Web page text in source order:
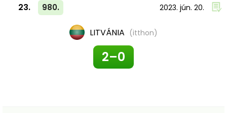
23. 980. 2023. jún. 20.
LITVÁNIA (itthon)
2–0